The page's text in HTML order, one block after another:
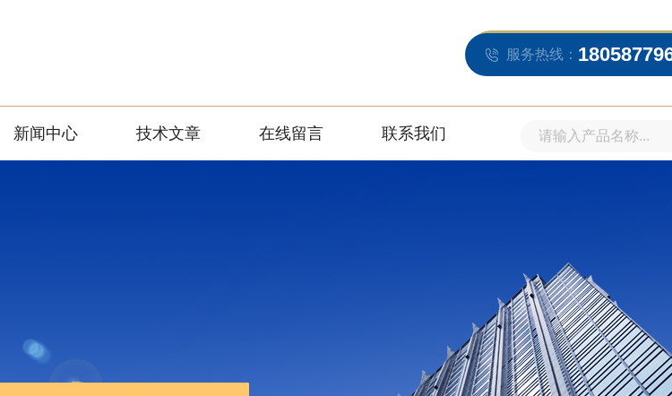
服务热线：
新闻中心 技术文章 在线留言 联系我们